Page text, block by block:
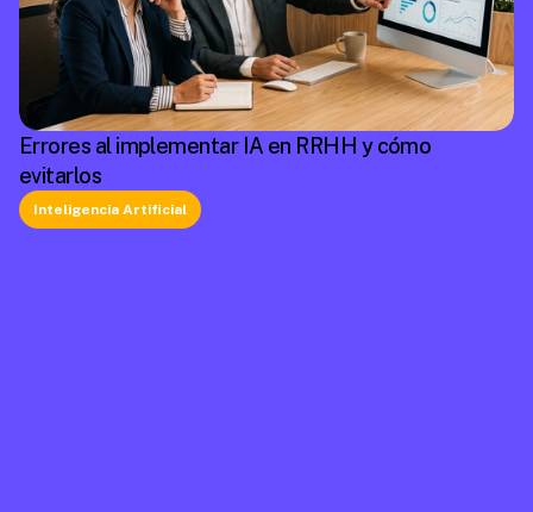
Errores al implementar IA en RRHH y cómo
evitarlos
Inteligencia Artificial